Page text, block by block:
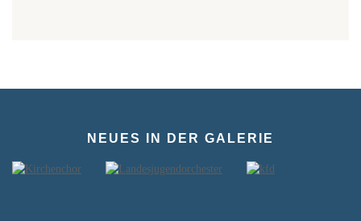
NEUES IN DER GALERIE